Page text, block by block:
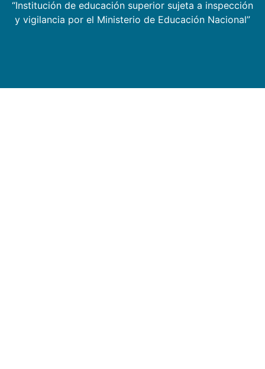
“Institución de educación superior sujeta a inspección
y vigilancia por el Ministerio de Educación Nacional”